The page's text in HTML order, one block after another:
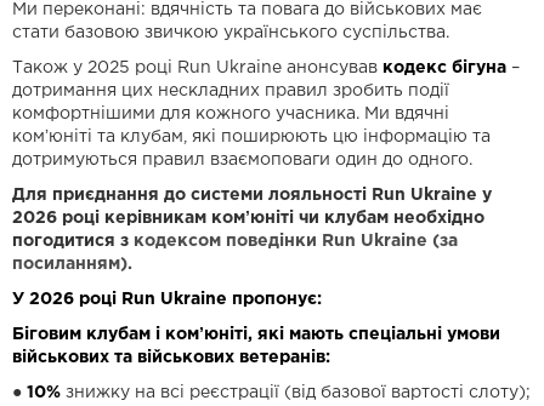
Ми переконані: вдячність та повага до військових має
стати базовою звичкою українського суспільства.
Також у 2025 році Run Ukraine анонсував кодекс бігуна –
дотримання цих нескладних правил зробить події
комфортнішими для кожного учасника. Ми вдячні
комʼюніті та клубам, які поширюють цю інформацію та
дотримуються правил взаємоповаги один до одного.
Для приєднання до системи лояльності Run Ukraine у
2026 році керівникам комʼюніті чи клубам необхідно
погодитися з кодексом поведінки Run Ukraine (за
посиланням).
У 2026 році Run Ukraine пропонує:
Біговим клубам і комʼюніті, які мають спеціальні умови
військових та військових ветеранів:
● 10% знижку на всі реєстрації (від базової вартості слоту);